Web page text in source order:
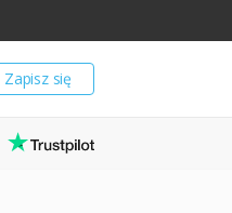
Zapisz się